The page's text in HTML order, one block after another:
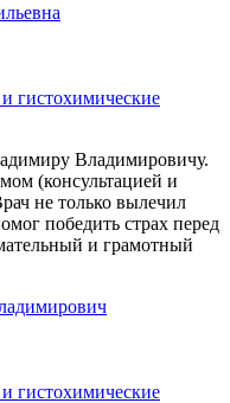
гистохимические
Владимировичу.
(консультацией и
не только вылечил
победить страх перед
и грамотный
гистохимические